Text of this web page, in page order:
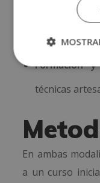
antiguos.
Tiendasde
Formación
técnicas
En ambas
a un curso